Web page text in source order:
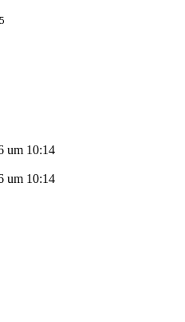
um 10:14
um 10:14